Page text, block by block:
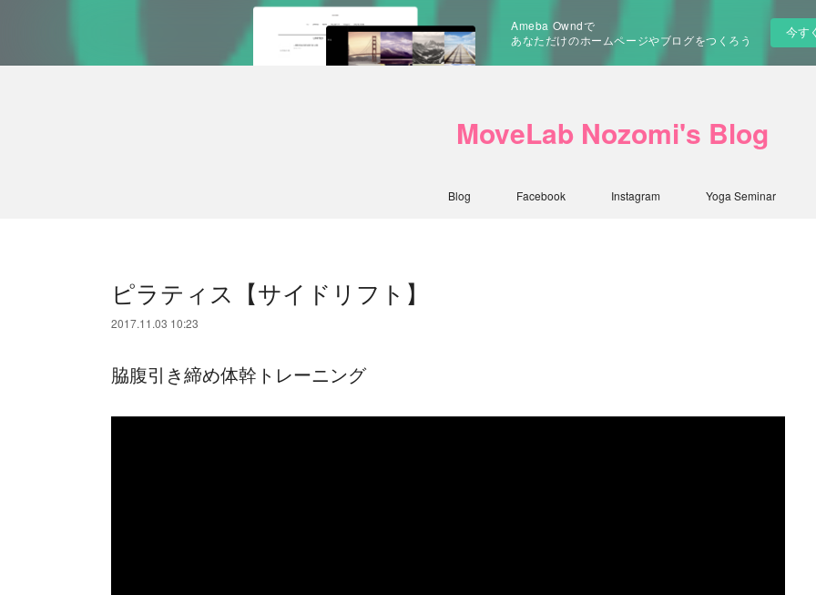
Ameba Owndで
あなただけのホームページやブログをつくろう
今す
MoveLab Nozomi's Blog
Blog Facebook Instagram Yoga Seminar
ピラティス【サイドリフト】
2017.11.03 10:23
脇腹引き締め体幹トレーニング